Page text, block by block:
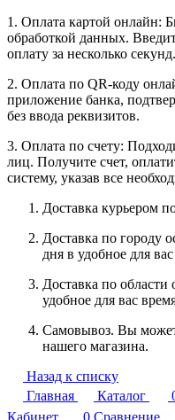
1. Оплата картой онлайн:
обработкой данных.
оплату за несколько секунд.
2. Оплата по QR-коду
приложение банка,
без ввода реквизитов.
3. Оплата по счету:
лиц. Получите счет,
систему, указав все
Доставка курьером
Доставка по городу
дня в удобное для
Доставка по области
удобное для вас
Самовывоз. Вы
нашего магазина.
Назад к списку
Главная
Каталог
Кабинет
0 Сравнение